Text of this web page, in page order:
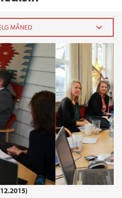
2024
(1)
(1)
juni (1)
2023
2022
2021
2020